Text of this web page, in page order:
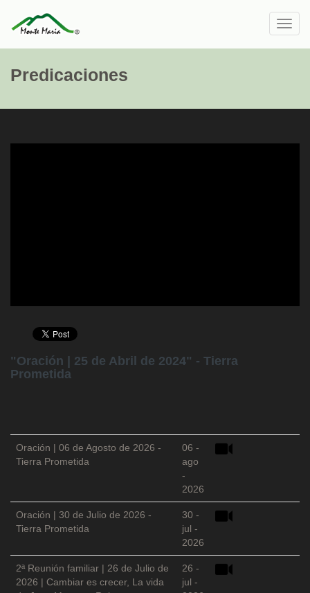
Predicaciones
"Oración | 25 de Abril de 2024" - Tierra
Prometida
Oración | 06 de Agosto de 2026 -
Tierra Prometida
06 -
ago
-
2026
Oración | 30 de Julio de 2026 -
Tierra Prometida
30 -
jul -
2026
2ª Reunión familiar | 26 de Julio de
2026 | Cambiar es crecer, La vida
26 -
jul -